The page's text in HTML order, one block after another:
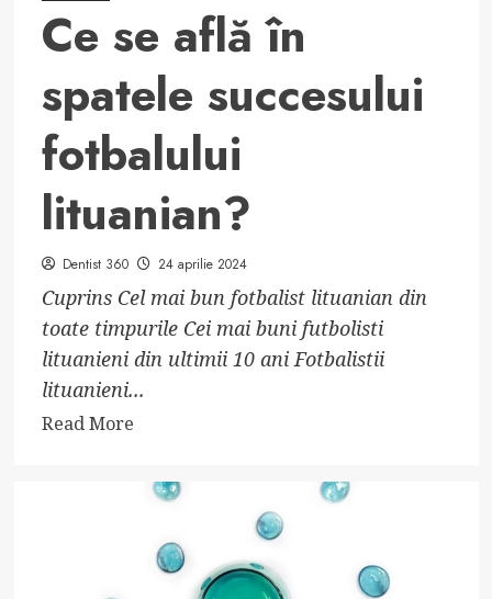
Ce se află în
spatele succesului
fotbalului
lituanian?
Dentist 360 24 aprilie 2024
Cuprins Cel mai bun fotbalist lituanian din
toate timpurile Cei mai buni futbolisti
lituanieni din ultimii 10 ani Fotbalistii
lituanieni...
Read MoreRead
about
află